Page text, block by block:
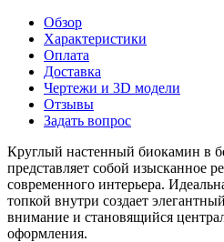
Обзор
Характеристики
Оплата
Доставка
Чертежи и 3D модели
Отзывы
Задать вопрос
Круглый настенный биокамин в
представляет собой изысканное
современного интерьера.
топкой внутри создает
внимание и становящийся
оформления.